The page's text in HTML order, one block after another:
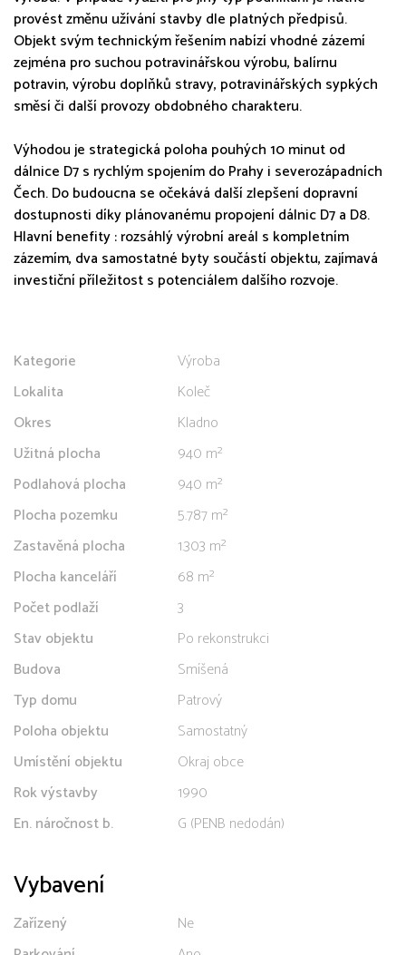
provést změnu užívání stavby dle platných předpisů.
Objekt svým technickým řešením nabízí vhodné zázemí
zejména pro suchou potravinářskou výrobu, balírnu
potravin, výrobu doplňků stravy, potravinářských sypkých
směsí či další provozy obdobného charakteru.
Výhodou je strategická poloha pouhých 10 minut od
dálnice D7 s rychlým spojením do Prahy i severozápadních
Čech. Do budoucna se očekává další zlepšení dopravní
dostupnosti díky plánovanému propojení dálnic D7 a D8.
Hlavní benefity : rozsáhlý výrobní areál s kompletním
zázemím, dva samostatné byty součástí objektu, zajímavá
investiční příležitost s potenciálem dalšího rozvoje.
Kategorie
Výroba
Lokalita
Koleč
Okres
Kladno
Užitná plocha
940 m²
Podlahová plocha
940 m²
Plocha pozemku
5.787 m²
Zastavěná plocha
1.303 m²
Plocha kanceláří
68 m²
Počet podlaží
3
Stav objektu
Po rekonstrukci
Budova
Smíšená
Typ domu
Patrový
Poloha objektu
Samostatný
Umístění objektu
Okraj obce
Rok výstavby
1990
En. náročnost b.
G (PENB nedodán)
Vybavení
Zařízený
Ne